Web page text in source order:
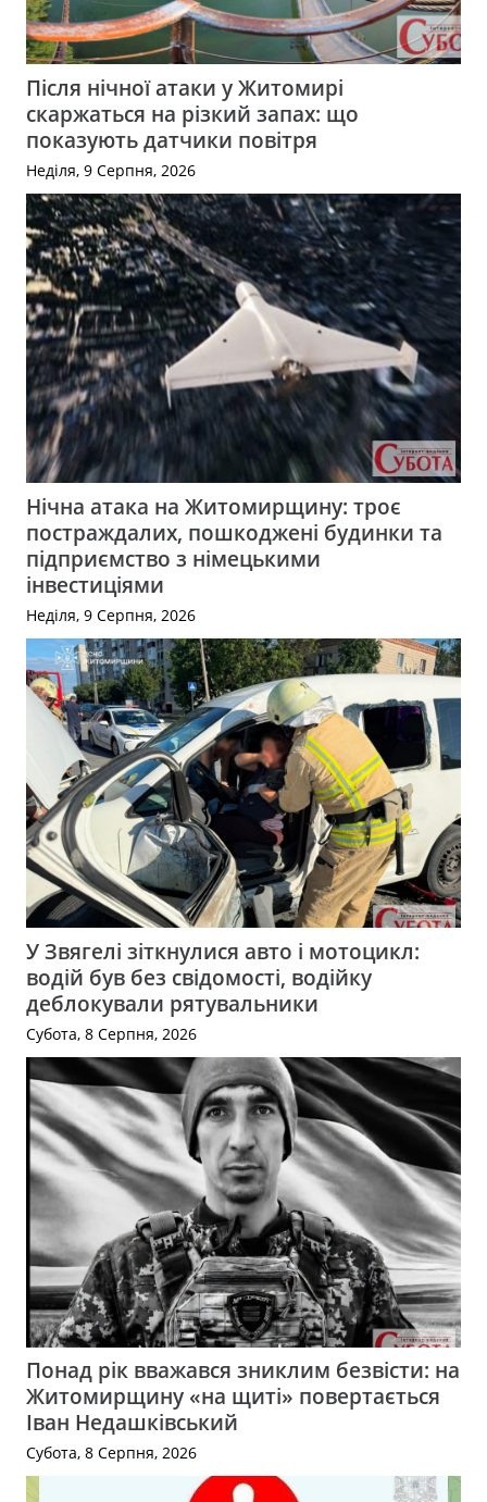
Після нічної атаки у Житомирі
скаржаться на різкий запах: що
показують датчики повітря
Неділя, 9 Серпня, 2026
Нічна атака на Житомирщину: троє
постраждалих, пошкоджені будинки та
підприємство з німецькими
інвестиціями
Неділя, 9 Серпня, 2026
У Звягелі зіткнулися авто і мотоцикл:
водій був без свідомості, водійку
деблокували рятувальники
Субота, 8 Серпня, 2026
Понад рік вважався зниклим безвісти: на
Житомирщину «на щиті» повертається
Іван Недашківський
Субота, 8 Серпня, 2026